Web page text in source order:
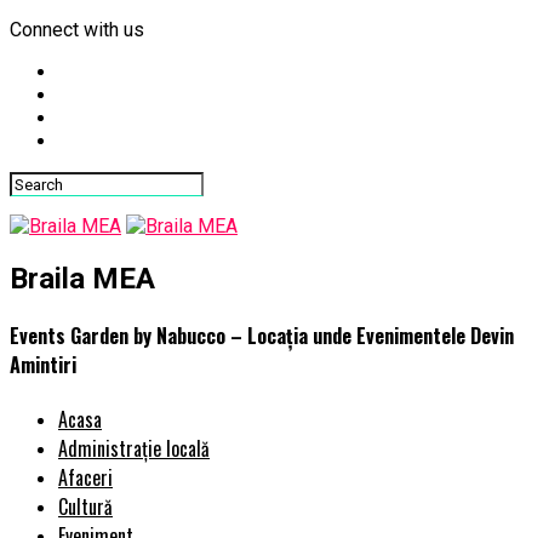
Connect with us
Braila MEA
Events Garden by Nabucco – Locația unde Evenimentele Devin
Amintiri
Acasa
Administrație locală
Afaceri
Cultură